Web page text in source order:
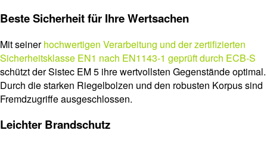
Beste Sicherheit für Ihre Wertsachen
Mit seinerhochwertigen Verarbeitung und der zertifizierten
Sicherheitsklasse EN1 nach EN1143-1 geprüft durch ECB-S
schützt der Sistec EM 5 ihre wertvollsten Gegenstände optimal.
Durch die starken Riegelbolzen und den robusten Korpus sind
Fremdzugriffe ausgeschlossen.
Leichter Brandschutz